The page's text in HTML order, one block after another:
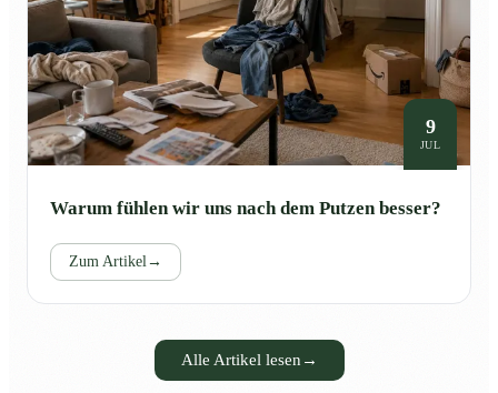
9
JUL
Warum fühlen wir uns nach dem Putzen besser?
Zum Artikel →
Alle Artikel lesen →